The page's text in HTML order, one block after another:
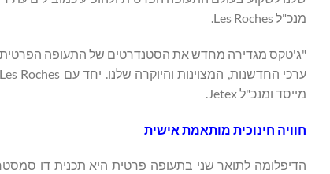
מנכ"ל Les Roches.
"ג'טקס מגדירה מחדש את הסטנדרטים של התעופה הפרטית,
מייסד ומנכ"ל Jetex.
חוויה חינוכית מותאמת אישית